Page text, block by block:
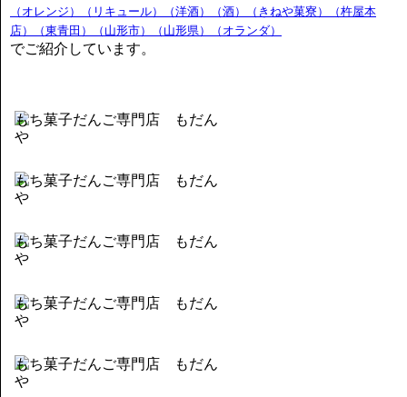
（オレンジ）（リキュール）（洋酒）（酒）（きねや菓寮）（杵屋本
店）（東青田）（山形市）（山形県）（オランダ）
でご紹介しています。